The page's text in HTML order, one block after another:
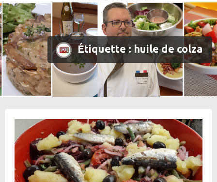
Étiquette :huile de colza